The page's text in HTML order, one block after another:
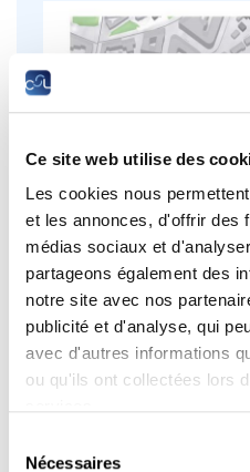
Ce site web utilise des
Les cookies nous
et les annonces, d'offrir des
médias sociaux et
partageons également des
notre site avec nos
publicité et d'analyse, qui
avec d'autres informations
ou qu'ils ont collectées lors
Nécessaires
2-4, rue Pierre
BP 1263 L-1012
+352 27 494 600